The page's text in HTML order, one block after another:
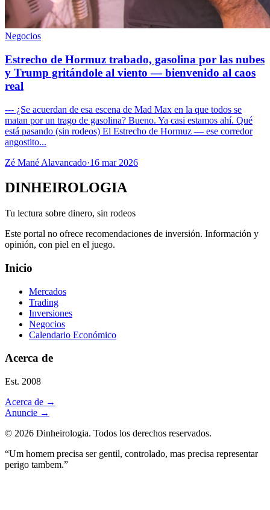
Negocios
Estrecho de Hormuz trabado, gasolina por las nubes
y Trump gritándole al viento — bienvenido al caos
real
--- ¿Se acuerdan de esa escena de Mad Max en la que todos se
matan por un trago de gasolina? Bueno. Ya casi estamos ahí. Qué
está pasando (sin rodeos) El Estrecho de Hormuz — ese corredor
angostito...
Zé Mané Alavancado·16 mar 2026
DINHEIROLOGIA
Tu lectura sobre dinero, sin rodeos
Este portal no ofrece recomendaciones de inversión. Información y
opinión, con piel en el juego.
Inicio
Mercados
Trading
Inversiones
Negocios
Calendario Económico
Acerca de
Est. 2008
Acerca de →
Anuncie →
© 2026 Dinheirologia. Todos los derechos reservados.
“Um homem precisa ser gentil, controlado, mas precisa representar
perigo tambem.”